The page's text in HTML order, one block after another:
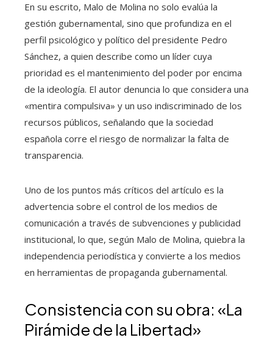
En su escrito, Malo de Molina no solo evalúa la
gestión gubernamental, sino que profundiza en el
perfil psicológico y político del presidente Pedro
Sánchez, a quien describe como un líder cuya
prioridad es el mantenimiento del poder por encima
de la ideología. El autor denuncia lo que considera una
«mentira compulsiva» y un uso indiscriminado de los
recursos públicos, señalando que la sociedad
española corre el riesgo de normalizar la falta de
transparencia.
Uno de los puntos más críticos del artículo es la
advertencia sobre el control de los medios de
comunicación a través de subvenciones y publicidad
institucional, lo que, según Malo de Molina, quiebra la
independencia periodística y convierte a los medios
en herramientas de propaganda gubernamental.
Consistencia con su obra: «La
Pirámide de la Libertad»